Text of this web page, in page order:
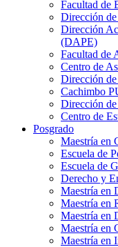
Facultad de
Dirección
Dirección
(DAPE)
Facultad de
Centro de
Dirección
Cachimbo
Dirección
Centro de
Posgrado
Maestría en
Escuela de
Escuela de
Derecho y
Maestría en
Maestría en
Maestría en
Maestría en
Maestría en